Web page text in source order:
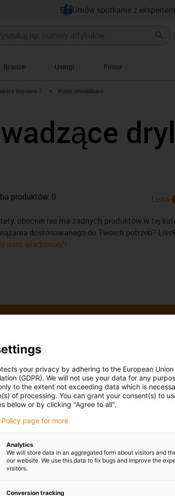
Umów spotkanie z ekspertem
Branże Usługi Firma
arrow-right
szynowe T igus-icon-arrow-right
Wózki prowadzące
produktów: 0 Lista
obecnie nie ma żadnych produktów w tej
dostosowanego do Twoich potrzeb?
nam wiadomość!
odpowiem na
36 33
Osobista
Od poniedziałku do
Sobota: 8:00–12:00
Usługa czatu
your privacy by adhering to the European Union
(GDPR). We will not use your data for any
to the extent not exceeding data which is
of processing. You can grant your consent(s) to
below or by clicking "Agree to all".
page for more
Analytics
We will store data in an aggregated form about visitors and
our website. We use this data to fix bugs and improve the
visitors.
Conversion tracking